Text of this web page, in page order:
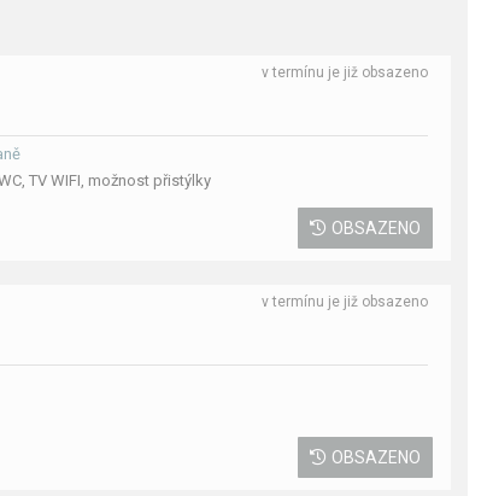
v termínu je již obsazeno
TV WIFI, možnost přistýlky
OBSAZENO
v termínu je již obsazeno
OBSAZENO